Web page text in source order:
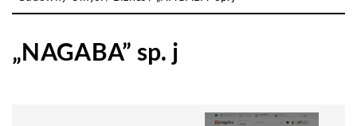
„NAGABA” sp. j